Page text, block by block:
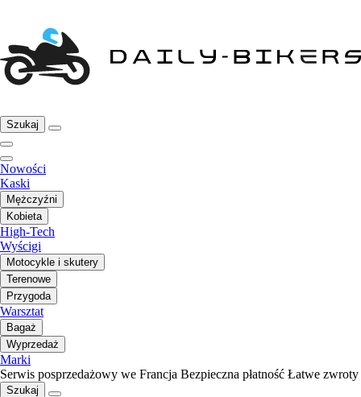
Szukaj
Nowości
Kaski
Mężczyźni
Kobieta
High-Tech
Wyścigi
Motocykle i skutery
Terenowe
Przygoda
Warsztat
Bagaż
Wyprzedaż
Marki
Serwis posprzedażowy we Francja Bezpieczna płatność Łatwe zwroty
Szukaj